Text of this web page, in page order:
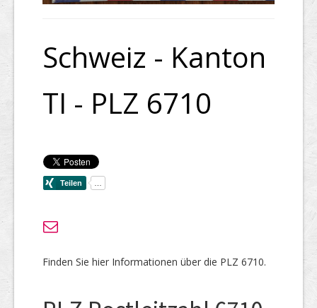
Schweiz - Kanton
TI - PLZ 6710
Finden Sie hier Informationen über die PLZ 6710.